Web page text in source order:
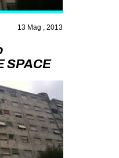
13 Mag , 2013
SPACE